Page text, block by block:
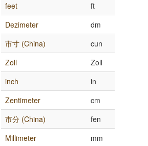
feet
ft
Dezimeter
dm
市寸 (China)
cun
Zoll
Zoll
inch
in
Zentimeter
cm
市分 (China)
fen
Millimeter
mm